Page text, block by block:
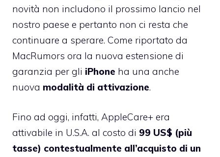
novità non includono il prossimo lancio nel
nostro paese e pertanto non ci resta che
continuare a sperare. Come riportato da
MacRumors ora la nuova estensione di
garanzia per gli iPhone ha una anche
nuova modalità di attivazione.
Fino ad oggi, infatti, AppleCare+ era
attivabile in U.S.A. al costo di 99 US$ (più
tasse) contestualmente all’acquisto di un